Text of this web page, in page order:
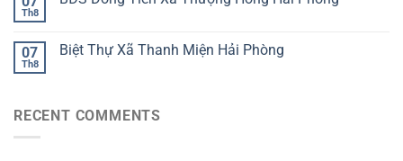
Th8
07
Th8
Biệt Thự Xã Thanh Miện Hải Phòng
RECENT COMMENTS